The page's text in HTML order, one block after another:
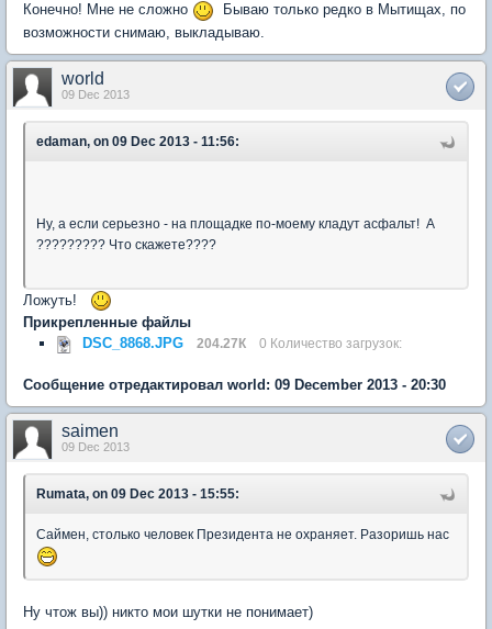
Конечно! Мне не сложно
Бываю только редко в Мытищах, по
возможности снимаю, выкладываю.
world
09 Dec 2013
edaman, on 09 Dec 2013 - 11:56:
Ну, а если серьезно - на площадке по-моему кладут асфальт! А
????????? Что скажете????
Ложуть!
Прикрепленные файлы
DSC_8868.JPG
204.27К 0 Количество загрузок:
Сообщение отредактировал world: 09 December 2013 - 20:30
saimen
09 Dec 2013
Rumata, on 09 Dec 2013 - 15:55:
Саймен, столько человек Президента не охраняет. Разоришь нас
Ну чтож вы)) никто мои шутки не понимает)